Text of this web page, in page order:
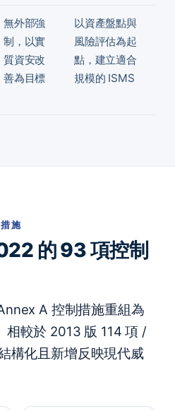
無外部強
制，以實
質資安改
善為目標
以資產盤點與
風險評估為起
點，建立適合
規模的 ISMS
施
的 93 項控制
A 控制措施重組為
相較於 2013 版 114 項 /
構化且新增反映現代威